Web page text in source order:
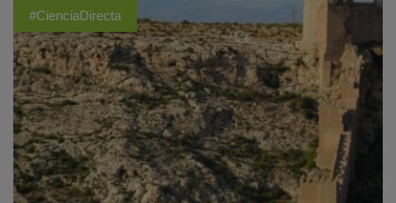
#CienciaDirecta